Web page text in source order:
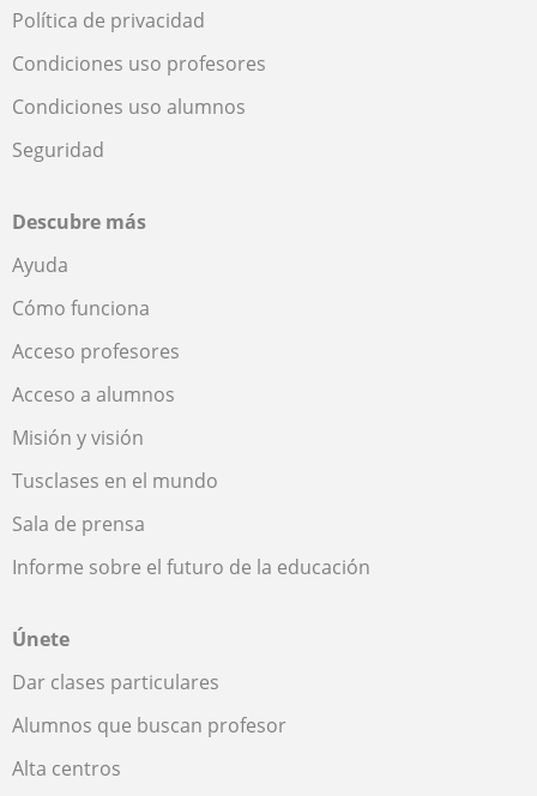
Política de privacidad
Condiciones uso profesores
Condiciones uso alumnos
Seguridad
Descubre más
Ayuda
Cómo funciona
Acceso profesores
Acceso a alumnos
Misión y visión
Tusclases en el mundo
Sala de prensa
Informe sobre el futuro de la educación
Únete
Dar clases particulares
Alumnos que buscan profesor
Alta centros